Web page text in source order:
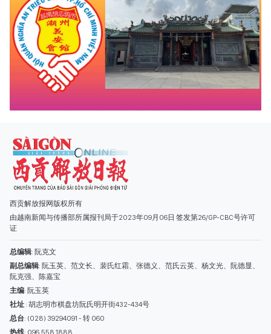
西贡解放报网版权所有
由越南新闻与传播部所属报刊局于2023年09月06日 签发第26/GP-CBC号许可
副总编辑: 阮玉英、范文长、裴氏红霜、张德义、范氏云英、杨文光、阮德显、
阮克强、陈嘉宝
主编: 阮玉英
社址: 胡志明市棋盘坊阮氏明开街432-434号
总台: (028) 39294091 - 转 060
热线: 096.558.1888
编辑部: (028) 39294092 - 转 060
电子信箱
广告部
(028) 38334185
quangcaohoavan09@gmail.com;